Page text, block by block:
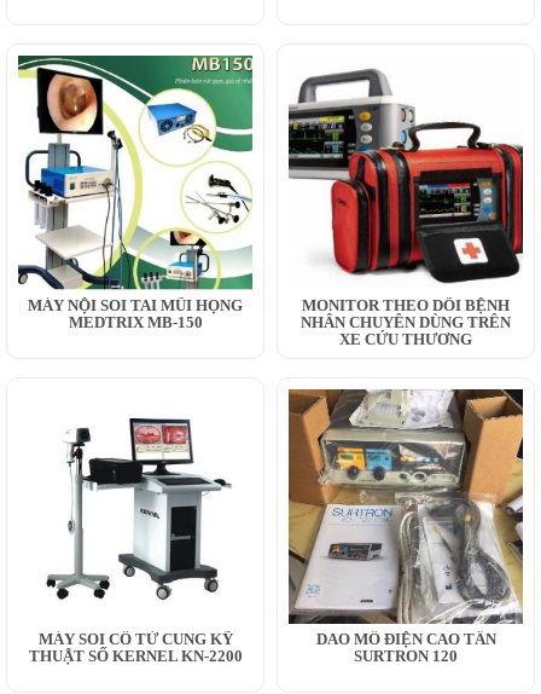
MÁY NỘI SOI TAI MŨI HỌNG
MEDTRIX MB-150
MONITOR THEO DÕI BỆNH
NHÂN CHUYÊN DÙNG TRÊN
XE CỨU THƯƠNG
MÁY SOI CỔ TỬ CUNG KỸ
THUẬT SỐ KERNEL KN-2200
DAO MỔ ĐIỆN CAO TẦN
SURTRON 120